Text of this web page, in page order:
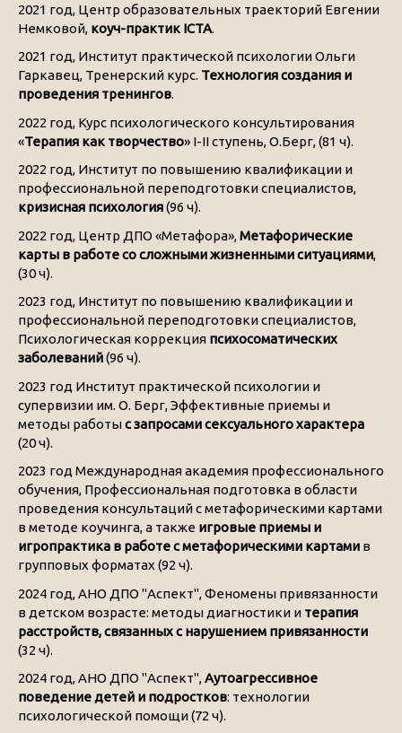
2021 год, Центр образовательных траекторий Евгении
Немковой, коуч-практик ICTA.
2021 год, Институт практической психологии Ольги
Гаркавец, Тренерский курс. Технология создания и
проведения тренингов.
2022 год, Курс психологического консультирования
«Терапия как творчество» I-II ступень, О.Берг, (81 ч).
2022 год, Институт по повышению квалификации и
профессиональной переподготовки специалистов,
кризисная психология(96 ч).
2022 год, Центр ДПО «Метафора»,Метафорические
карты в работе со сложными жизненными ситуациями,
(30 ч).
2023 год, Институт по повышению квалификации и
профессиональной переподготовки специалистов,
Психологическая коррекция психосоматических
заболеваний(96 ч).
2023 год Институт практической психологии и
супервизии им. О. Берг, Эффективные приемы и
методы работыс запросами сексуального характера
(20 ч).
2023 год Международная академия профессионального
обучения, Профессиональная подготовка в области
проведения консультаций с метафорическими картами
в методе коучинга, а также игровые приемы и
игропрактика в работе с метафорическими картами в
групповых форматах (92 ч).
2024 год, АНО ДПО "Аспект", Феномены привязанности
в детском возрасте: методы диагностики и терапия
расстройств, связанных с нарушением привязанности
(32 ч).
2024 год, АНО ДПО "Аспект",Аутоагрессивное
поведение детей и подростков: технологии
психологической помощи (72 ч).